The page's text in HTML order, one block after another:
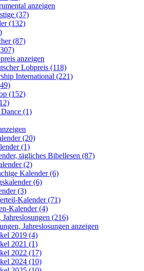
anzeigen
(37)
(132)
(87)
anzeigen
Lobpreis (118)
International (221)
(152)
(1)
(20)
(1)
tägliches Bibellesen (87)
(2)
Kalender (6)
(6)
(3)
Kalender (71)
Kalender (4)
Jahreslosungen (216)
Jahreslosungen anzeigen
2019 (4)
2021 (1)
2022 (17)
2024 (10)